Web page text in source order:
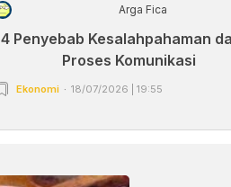
Arga Fica
4 Penyebab Kesalahpahaman
Proses Komunikasi
Ekonomi 18/07/2026 | 19:55